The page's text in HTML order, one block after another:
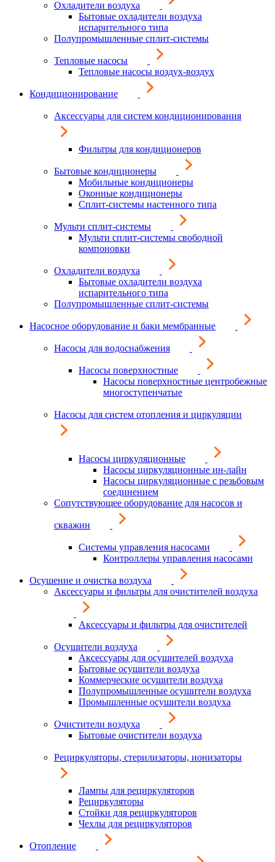
Охладители воздуха
Бытовые охладители воздуха
испарительного типа
Полупромышленные сплит-системы
Тепловые насосы
Тепловые насосы воздух-воздух
Кондиционирование
Аксессуары для систем кондиционирования
Фильтры для кондиционеров
Бытовые кондиционеры
Мобильные кондиционеры
Оконные кондиционеры
Сплит-системы настенного типа
Мульти сплит-системы
Мульти сплит-системы свободной
компоновки
Охладители воздуха
Бытовые охладители воздуха
испарительного типа
Полупромышленные сплит-системы
Насосное оборудование и баки мембранные
Насосы для водоснабжения
Насосы поверхностные
Насосы поверхностные центробежные
многоступенчатые
Насосы для систем отопления и циркуляции
Насосы циркуляционные
Насосы циркуляционные ин-лайн
Насосы циркуляционные с резьбовым
соединением
Сопутствующее оборудование для насосов и
скважин
Системы управления насосами
Контроллеры управления насосами
Осушение и очистка воздуха
Аксессуары и фильтры для очистителей воздуха
Аксессуары и фильтры для очистителей
Осушители воздуха
Аксессуары для осушителей воздуха
Бытовые осушители воздуха
Коммерческие осушители воздуха
Полупромышленные осушители воздуха
Промышленные осушители воздуха
Очистители воздуха
Бытовые очистители воздуха
Рециркуляторы, стерилизаторы, ионизаторы
Лампы для рециркуляторов
Рециркуляторы
Стойки для рециркуляторов
Чехлы для рециркуляторов
Отопление